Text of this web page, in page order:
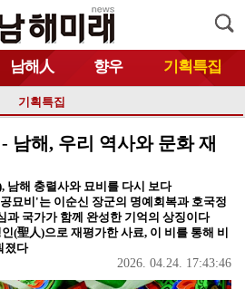
남해人 향우 기획특집
기획특집
남해, 우리 역사와 문화 재
남해 충렬사와 묘비를 다시 보다
묘비'는 이순신 장군의 명예회복과 호국정
과 국가가 함께 완성한 기억의 상징이다
(聖人)으로 재평가한 사료, 이 비를 통해 비
졌다
2026. 04.24. 17:43:46